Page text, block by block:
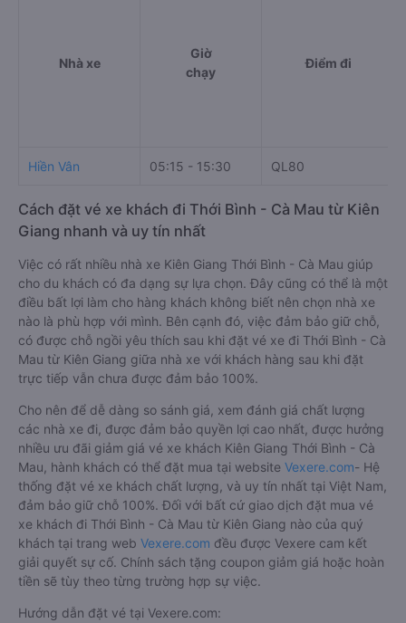
Nhà xe
Giờ
chạy
Điểm đi
Hiền Vân 05:15 - 15:30 QL80
Cách đặt vé xe khách đi Thới Bình - Cà Mau từ Kiên
Giang nhanh và uy tín nhất
Việc có rất nhiều nhà xe Kiên Giang Thới Bình - Cà Mau giúp
cho du khách có đa dạng sự lựa chọn. Đây cũng có thể là một
điều bất lợi làm cho hàng khách không biết nên chọn nhà xe
nào là phù hợp với mình. Bên cạnh đó, việc đảm bảo giữ chỗ,
có được chỗ ngồi yêu thích sau khi đặt vé xe đi Thới Bình - Cà
Mau từ Kiên Giang giữa nhà xe với khách hàng sau khi đặt
trực tiếp vẫn chưa được đảm bảo 100%.
Cho nên để dễ dàng so sánh giá, xem đánh giá chất lượng
các nhà xe đi, được đảm bảo quyền lợi cao nhất, được hưởng
nhiều ưu đãi giảm giá vé xe khách Kiên Giang Thới Bình - Cà
Mau, hành khách có thể đặt mua tại website Vexere.com- Hệ
thống đặt vé xe khách chất lượng, và uy tín nhất tại Việt Nam,
đảm bảo giữ chỗ 100%. Đối với bất cứ giao dịch đặt mua vé
xe khách đi Thới Bình - Cà Mau từ Kiên Giang nào của quý
khách tại trang web Vexere.com đều được Vexere cam kết
giải quyết sự cố. Chính sách tặng coupon giảm giá hoặc hoàn
tiền sẽ tùy theo từng trường hợp sự việc.
Hướng dẫn đặt vé tại Vexere.com: